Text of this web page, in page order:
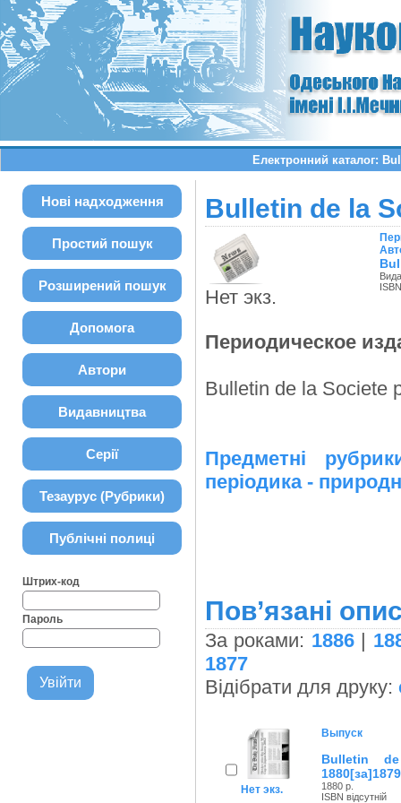
Електронний каталог:
Нові надходження
Простий пошук
Розширений пошук
Допомога
Автори
Видавництва
Серії
Тезаурус (Рубрики)
Публічні полиці
Штрих-код
Пароль
Bulletin de la
Нет экз.
Периодическое
Bulletin de la Societe
Предметні
періодика -
Пов’язані
За роками: 1886|
1877
Відібрати для друку:
Нет экз.
Выпуск
Bulletin
1880 р.
ISBN відсутній